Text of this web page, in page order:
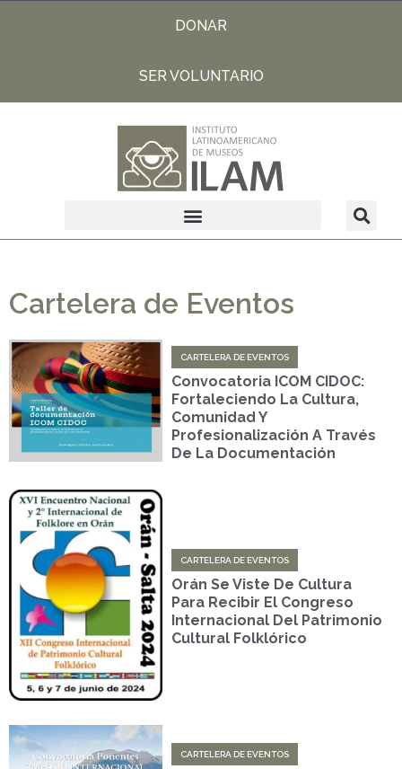
DONAR
SER VOLUNTARIO
Cartelera de Eventos
CARTELERA DE EVENTOS
Convocatoria ICOM CIDOC:
Fortaleciendo La Cultura,
Comunidad Y
Profesionalización A Través
De La Documentación
CARTELERA DE EVENTOS
Orán Se Viste De Cultura
Para Recibir El Congreso
Internacional Del Patrimonio
Cultural Folklórico
CARTELERA DE EVENTOS